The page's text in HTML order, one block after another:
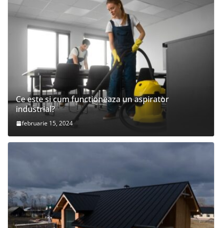
Ce este si cum functioneaza un aspirator
industrial?
februarie 15, 2024